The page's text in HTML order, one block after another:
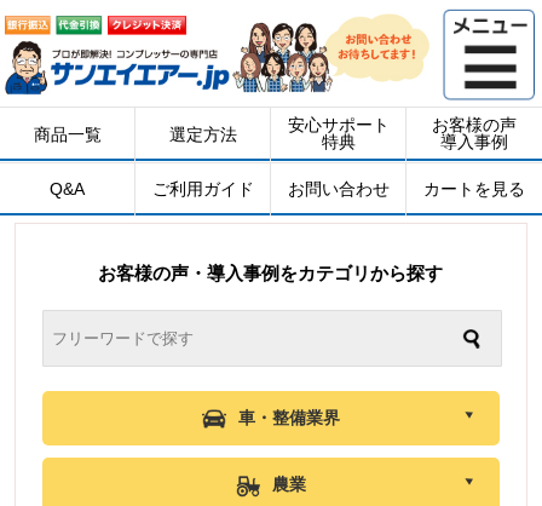
商品一覧 選定方法
安心サポート
特典
お客様の声
導入事例
Q&A ご利用ガイド お問い合わせ カートを見る
お客様の声・導入事例をカテゴリから探す
車・整備業界
農業